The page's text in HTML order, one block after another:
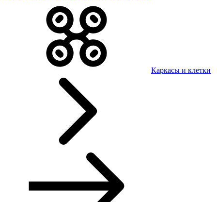
Каркасы и клетки